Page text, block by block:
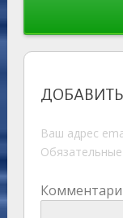
Ваш адрес